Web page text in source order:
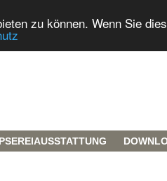
zu können. Wenn Sie